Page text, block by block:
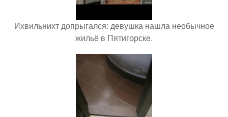
Ихвильнихт допрыгался: девушка нашла необычное
жильё в Пятигорске.